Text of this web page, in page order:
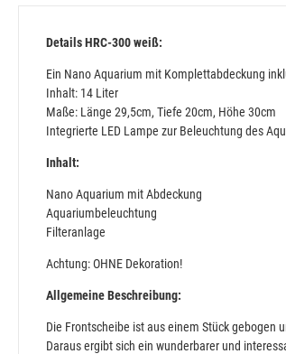
Details HRC-300 weiß:
Ein Nano Aquarium mit Komplettabdeckung
Inhalt: 14 Liter
Maße: Länge 29,5cm, Tiefe 20cm, Höhe 30cm
Integrierte LED Lampe zur Beleuchtung des
Inhalt:
Nano Aquarium mit Abdeckung
Aquariumbeleuchtung
Filteranlage
Achtung: OHNE Dekoration!
Allgemeine Beschreibung:
Die Frontscheibe ist aus einem Stück gebogen
Daraus ergibt sich ein wunderbarer und